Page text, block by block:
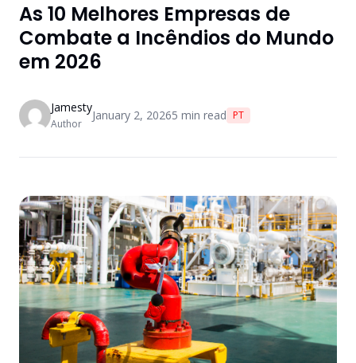
As 10 Melhores Empresas de
Combate a Incêndios do Mundo
em 2026
Jamesty
Author
January 2, 20265 min read PT